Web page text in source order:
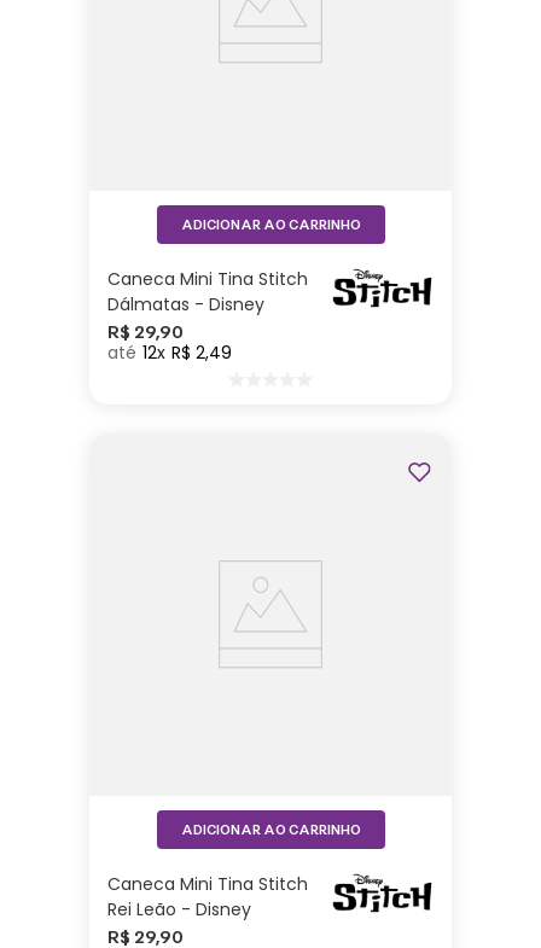
Caneca Mini Tina Stitch
Dálmatas - Disney
R$ 29,90
12 R$ 2,49
ADICIONAR AO CARRINHO
Caneca Mini Tina Stitch
Rei Leão - Disney
R$ 29,90
ADICIONAR AO CARRINHO